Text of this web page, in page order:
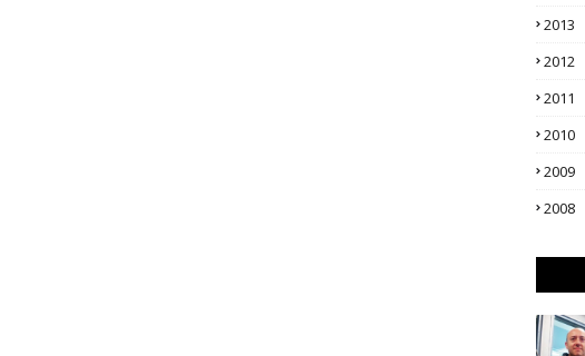
2013
2012
2011
2010
2009
2008